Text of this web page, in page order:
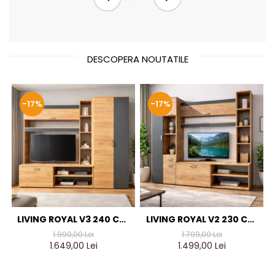
DESCOPERA NOUTATILE
-17%
LIVING ROYAL V3 240 CM,
STEJAR AURIU & GRI
ANTRACIT – MOBILIER
1.990,00 Lei
1.649,00 Lei
-17%
LIVING ROYAL V2 230 CM,
STEJAR AURIU & GRI
ANTRACIT – MOBILIER
1.799,00 Lei
1.499,00 Lei